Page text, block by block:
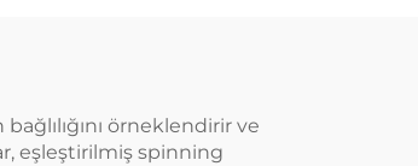
örneklendirir ve
eşleştirilmiş spinning